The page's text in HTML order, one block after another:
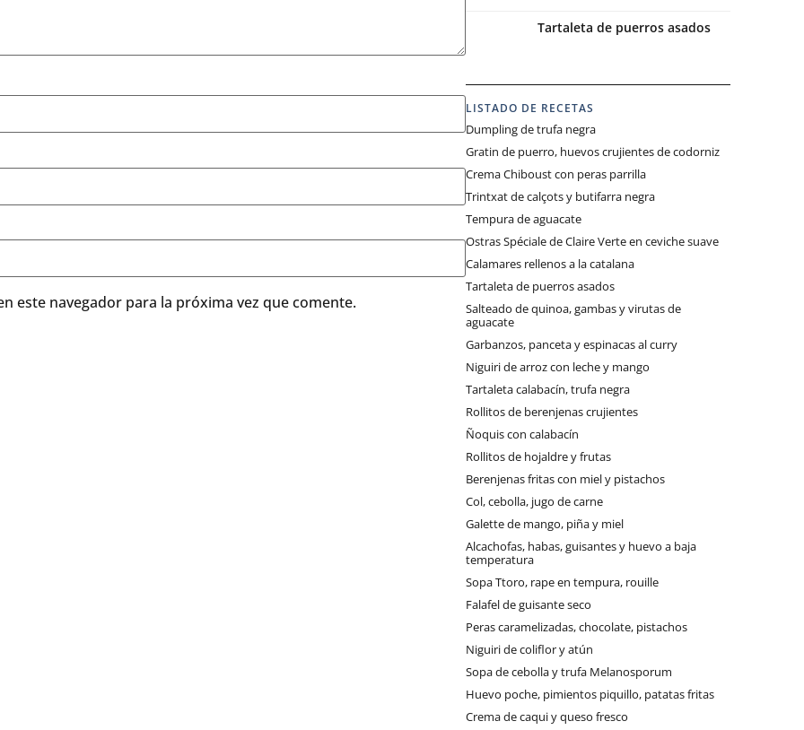
este navegador para la próxima vez que comente.
Tartaleta de puerros asados
LISTADO DE RECETAS
Dumpling de trufa negra
Gratin de puerro, huevos crujientes de codorniz
Crema Chiboust con peras parrilla
Trintxat de calçots y butifarra negra
Tempura de aguacate
Ostras Spéciale de Claire Verte en ceviche suave
Calamares rellenos a la catalana
Tartaleta de puerros asados
Salteado de quinoa, gambas y virutas de
aguacate
Garbanzos, panceta y espinacas al curry
Niguiri de arroz con leche y mango
Tartaleta calabacín, trufa negra
Rollitos de berenjenas crujientes
Ñoquis con calabacín
Rollitos de hojaldre y frutas
Berenjenas fritas con miel y pistachos
Col, cebolla, jugo de carne
Galette de mango, piña y miel
Alcachofas, habas, guisantes y huevo a baja
temperatura
Sopa Ttoro, rape en tempura, rouille
Falafel de guisante seco
Peras caramelizadas, chocolate, pistachos
Niguiri de coliflor y atún
Sopa de cebolla y trufa Melanosporum
Huevo poche, pimientos piquillo, patatas fritas
Crema de caqui y queso fresco